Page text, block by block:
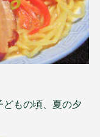
もの頃、夏の夕